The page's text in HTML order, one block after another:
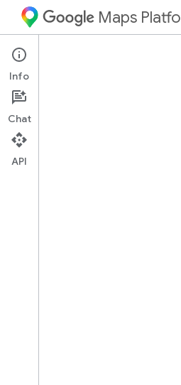
Maps
Mobility Services
Übersicht
Info
Chat
API